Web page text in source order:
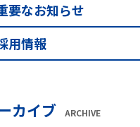
要なお知らせ
用情報
カイブ ARCHIVE